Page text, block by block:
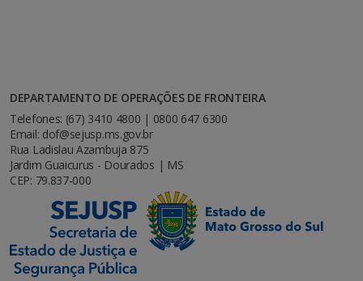
DEPARTAMENTO DE OPERAÇÕES DE FRONTEIRA
Telefones: (67) 3410 4800 | 0800 647 6300
Email: dof@sejusp.ms.gov.br
Rua Ladislau Azambuja 875
Jardim Guaicurus - Dourados | MS
CEP: 79.837-000